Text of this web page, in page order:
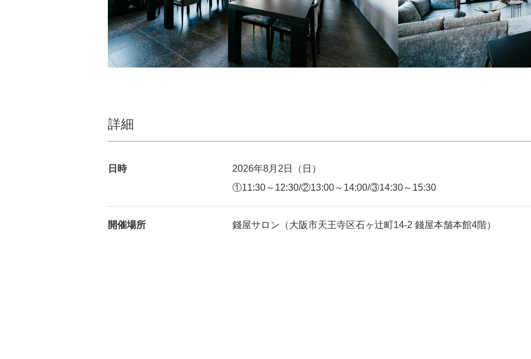
詳細
日時
2026年8月2日（日）
①11:30～12:30/②13:00～14:00/③14:30～15:30
開催場所 錢屋サロン（大阪市天王寺区石ヶ辻町14-2 錢屋本舗本館4階）